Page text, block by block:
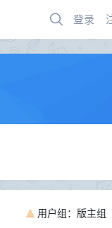
登录
用户组：版主组